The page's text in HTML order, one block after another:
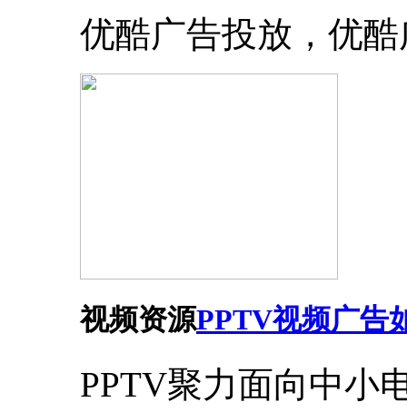
优酷广告投放，优
视频资源PPTV视频广告
PPTV聚力面向中小